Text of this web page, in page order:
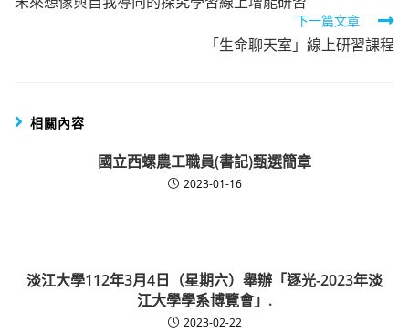
more
下一篇文章
「生命聊天室」線上研習課程
相關內容
國立西螺農工職員(書記)甄選簡章
2023-01-16
淡江大學112年3月4日（星期六）舉辦「逐光-2023年淡
江大學學系博覽會」.
2023-02-22